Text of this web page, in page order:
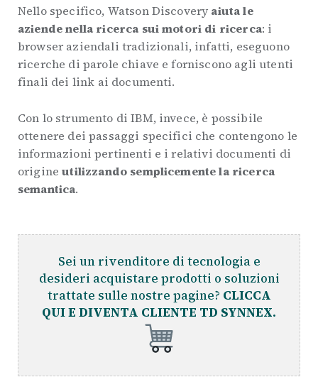
Nello specifico, Watson Discovery aiuta le
aziende nella ricerca sui motori di ricerca: i
browser aziendali tradizionali, infatti, eseguono
ricerche di parole chiave e forniscono agli utenti
finali dei link ai documenti.
Con lo strumento di IBM, invece, è possibile
ottenere dei passaggi specifici che contengono le
informazioni pertinenti e i relativi documenti di
origineutilizzando semplicemente la ricerca
semantica.
Sei un rivenditore di tecnologia e
desideri acquistare prodotti o soluzioni
trattate sulle nostre pagine? CLICCA
QUI E DIVENTA CLIENTE TD SYNNEX.